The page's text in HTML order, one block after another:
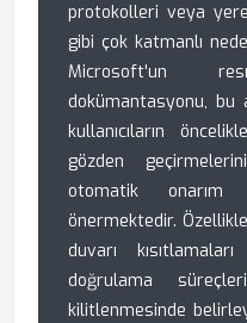
protokolleri veya
gibi çok katmanlı
Microsoft'un
dokümantasyonu, bu
kullanıcıların
gözden
otomatik onarım
önermektedir.
duvarı
doğrulama
kilitlenmesinde